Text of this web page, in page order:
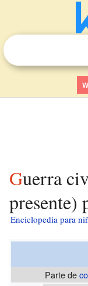
Guerra civil birmana (2021-
presente)
Enciclopedia para
Parte de